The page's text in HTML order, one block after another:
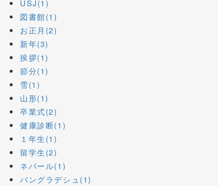
USJ(1)
図書館(1)
お正月(2)
新年(3)
挨拶(1)
節分(1)
雪(1)
山形(1)
卒業式(2)
健康診断(1)
１年生(1)
留学生(2)
ネパール(1)
バングラデシュ(1)